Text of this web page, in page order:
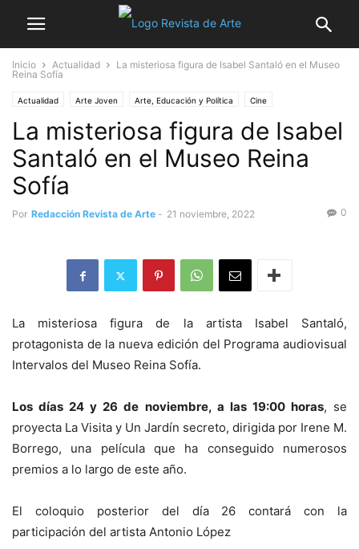
Inicio Actualidad
La misteriosa figura de Isabel Santaló en el Museo
Reina Sofía
Actualidad Arte Joven Arte, Educación y Política Cine
Cursos y Seminarios Madrid No sólo arte Noticia destacada
La misteriosa figura de Isabel
Santaló en el Museo Reina
Sofía
Por Redacción Revista de Arte - 21 noviembre, 2022 0
La misteriosa figura de la artista Isabel Santaló,
protagonista de la nueva edición del Programa audiovisual
Intervalos del Museo Reina Sofía.
Los días 24 y 26 de noviembre, a las 19:00 horas, se
proyecta La Visita y Un Jardín secreto, dirigida por Irene M.
Borrego, una película que ha conseguido numerosos
premios a lo largo de este año.
El coloquio posterior del día 26 contará con la
participación del artista Antonio López